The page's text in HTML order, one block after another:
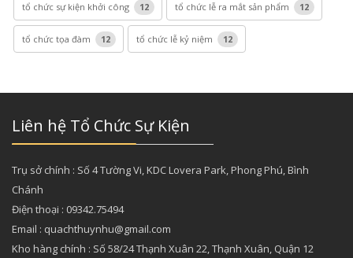
tổ chức sự kiện khởi công 12 tổ chức lễ ra mắt sản phẩm 12
tổ chức tọa đàm 12 tổ chức lễ kỷ niệm 12
Liên hệ Tổ Chức Sự Kiện
Trụ sở chính : Số 4 Tường Vi, KDC Lovera Park, Phong Phú, Bình
Chánh
Điện thoại : 09342.75494
Email : quachthuynhu@gmail.com
Kho hàng chính : Số 58/24 Thạnh Xuân 22, Thạnh Xuân, Quận 12